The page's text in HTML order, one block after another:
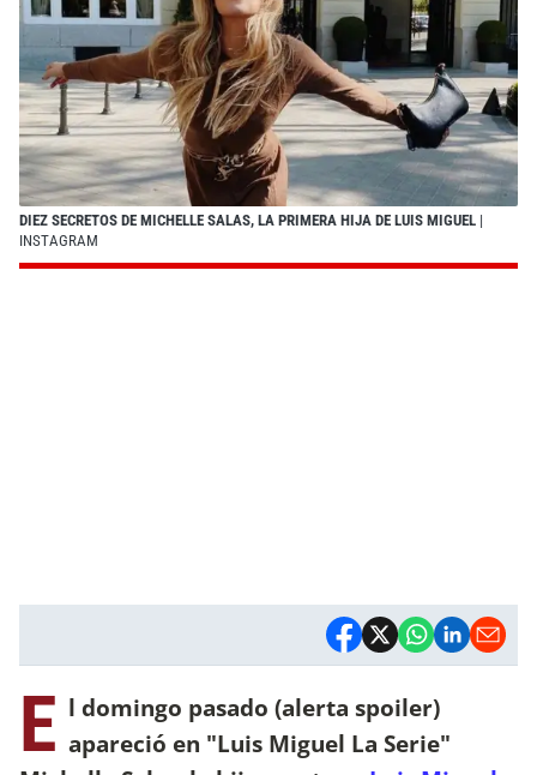
DIEZ SECRETOS DE MICHELLE SALAS, LA PRIMERA HIJA DE LUIS MIGUEL |
INSTAGRAM
E l domingo pasado (alerta spoiler)
apareció en "Luis Miguel La Serie"